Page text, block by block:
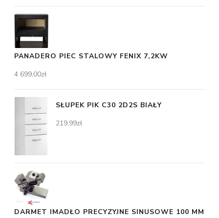
PANADERO PIEC STALOWY FENIX 7,2KW
4 699,00zł
SŁUPEK PIK C30 2D2S BIAŁY
219,99zł
DARMET IMADŁO PRECYZYJNE SINUSOWE 100 MM